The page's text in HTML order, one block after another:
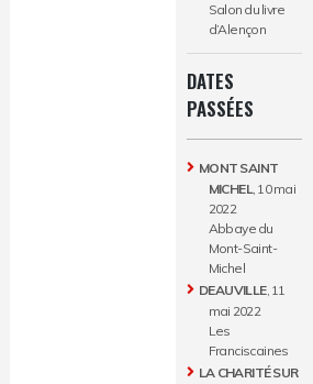
Salon du livre
d’Alençon
DATES
PASSÉES
MONT SAINT
MICHEL, 10 mai
2022
Abbaye du
Mont-Saint-
Michel
DEAUVILLE, 11
mai 2022
Les
Franciscaines
LA CHARITÉ SUR